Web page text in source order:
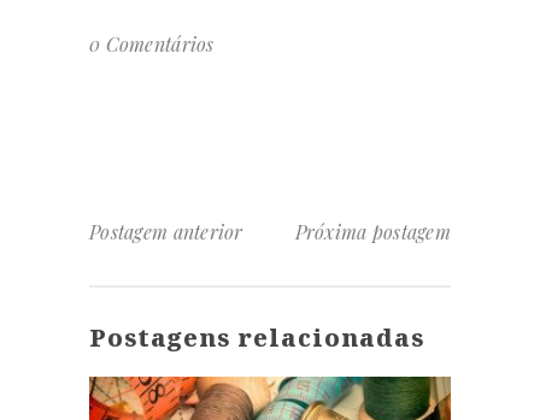
0 Comentários
Postagem anterior Próxima postagem
Postagens relacionadas